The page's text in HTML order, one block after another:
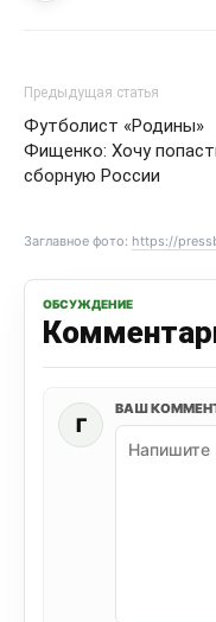
Предыдущая статья
Футболист «Родины»
Фищенко: Хочу
сборную России
Заглавное фото: https://
ОБСУЖДЕНИЕ
Г
ВАШ